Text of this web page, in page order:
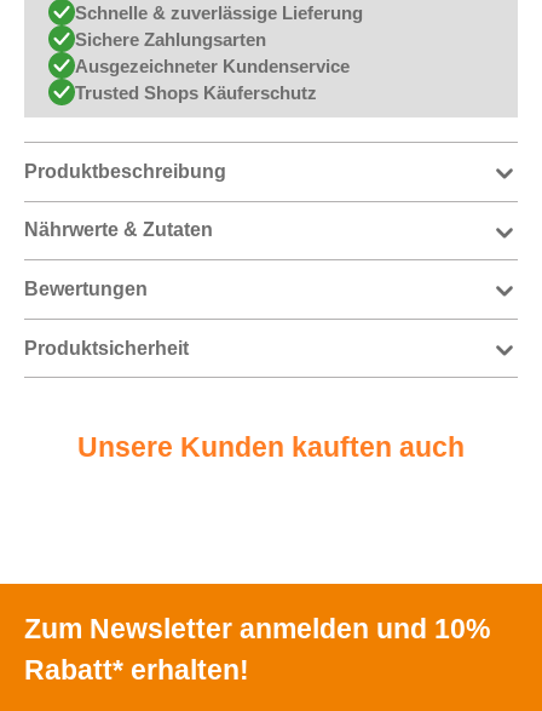
Schnelle & zuverlässige Lieferung
Sichere Zahlungsarten
Ausgezeichneter Kundenservice
Trusted Shops Käuferschutz
Produktbeschreibung
Nährwerte & Zutaten
Bewertungen
Produktsicherheit
Unsere Kunden kauften auch
Zum Newsletter anmelden und 10%
Rabatt* erhalten!